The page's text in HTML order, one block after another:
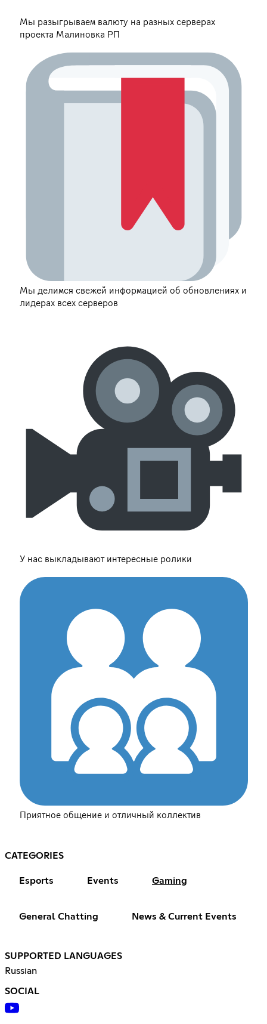
Мы разыгрываем валюту на разных серверах
проекта Малиновка РП
Мы делимся свежей информацией об обновлениях и
лидерах всех серверов
У нас выкладывают интересные ролики
Приятное общение и отличный коллектив
CATEGORIES
Esports Events Gaming
General Chatting News & Current Events
SUPPORTED LANGUAGES
Russian
SOCIAL